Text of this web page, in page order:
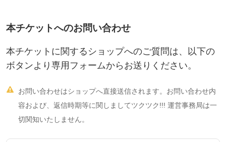
本チケットへのお問い合わせ
本チケットに関するショップへのご質問は、以下の
ボタンより専用フォームからお送りください。

お問い合わせはショップへ直接送信されます。お問い合わせ内
容および、返信時期等に関しましてツクツク!!! 運営事務局は一
切関知いたしません。